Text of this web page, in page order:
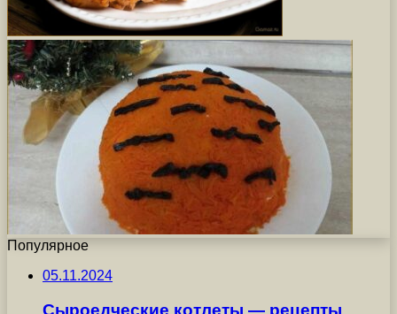
Популярное
05.11.2024
Сыроедческие котлеты — рецепты